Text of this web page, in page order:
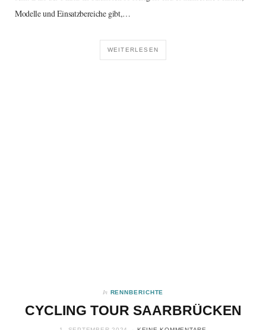
Modelle und Einsatzbereiche gibt,…
WEITERLESEN
In RENNBERICHTE
CYCLING TOUR SAARBRÜCKEN